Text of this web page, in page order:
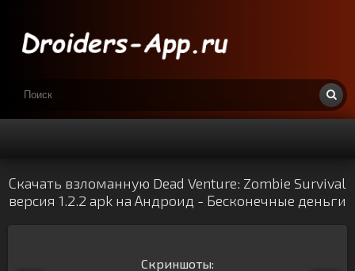
Скачать взломанную Dead Venture: Zombie Survival
версия 1.2.2 apk на Андроид - Бесконечные деньги
Скриншоты: